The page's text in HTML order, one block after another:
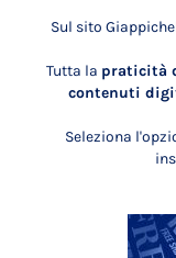
Sul sito
Tutta la praticità
contenuti
Seleziona